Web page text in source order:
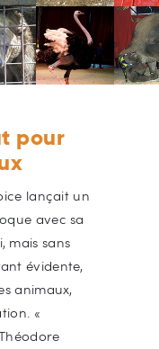
pour
lançait un
avec sa
mais sans
évidente,
animaux,
«